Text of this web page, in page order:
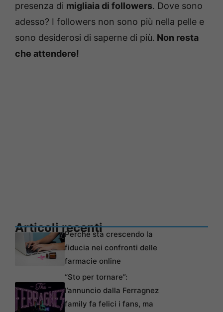
presenza di migliaia di followers. Dove sono
adesso? I followers non sono più nella pelle e
sono desiderosi di saperne di più. Non resta
che attendere!
Articoli recentiPerché sta crescendo la
fiducia nei confronti delle
farmacie online
“Sto per tornare”:
l’annuncio dalla Ferragnez
family fa felici i fans, ma